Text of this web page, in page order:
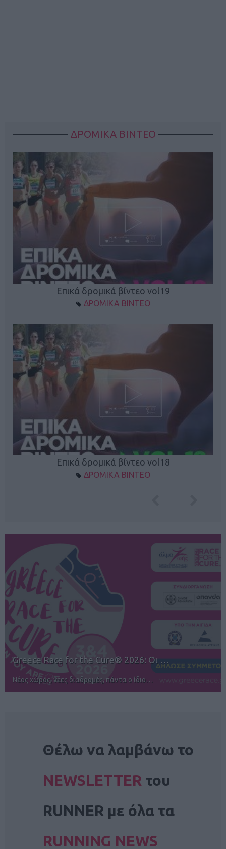
ΔΡΟΜΙΚΑ ΒΙΝΤΕΟ
Επικά δρομικά βίντεο vol19
ΔΡΟΜΙΚΑ ΒΙΝΤΕΟ
Επικά δρομικά βίντεο vol18
ΔΡΟΜΙΚΑ ΒΙΝΤΕΟ
12ος TUI Rhodes Marathon: Άνοιγμα ε…
Αγώνες για όλους στην Ρόδο
Θέλω να λαμβάνω το
NEWSLETTER του
RUNNER με όλα τα
RUNNING NEWS